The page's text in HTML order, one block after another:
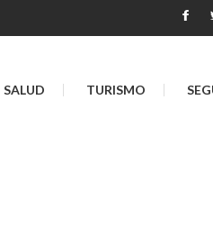
SALUD TURISMO